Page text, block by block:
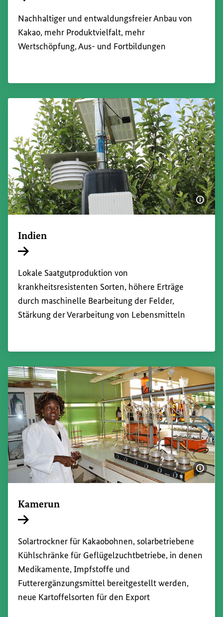
Nachhaltiger und entwaldungsfreier Anbau von
Kakao, mehr Produktvielfalt, mehr
Wertschöpfung, Aus- und Fortbildungen
Indien
Lokale Saatgutproduktion von
krankheitsresistenten Sorten, höhere Erträge
durch maschinelle Bearbeitung der Felder,
Stärkung der Verarbeitung von Lebensmitteln
Kamerun
Solartrockner für Kakaobohnen, solarbetriebene
Kühlschränke für Geflügelzuchtbetriebe, in denen
Medikamente, Impfstoffe und
Futterergänzungsmittel bereitgestellt werden,
neue Kartoffelsorten für den Export